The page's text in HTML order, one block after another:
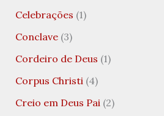
Celebrações (1)
Conclave(3)
Cordeiro de Deus (1)
Corpus Christi(4)
Creio em Deus Pai(2)